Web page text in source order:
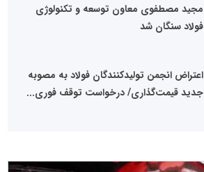
مجید مصطفوی معاون توسعه و تکنولوژی
فولاد سنگان شد
اعتراض انجمن تولیدکنندگان فولاد به مصوبه
جدید قیمت‌گذاری/ درخواست توقف فوری...